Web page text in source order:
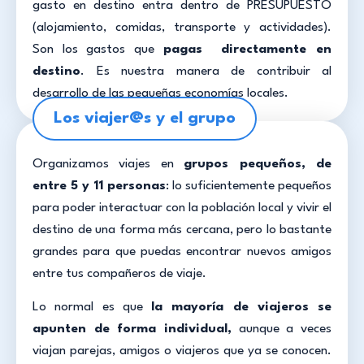
gasto en destino entra dentro de PRESUPUESTO
(alojamiento, comidas, transporte y actividades).
Son los gastos que pagas directamente en
destino. Es nuestra manera de contribuir al
desarrollo de las pequeñas economías locales.
Los viajer@s y el grupo
Organizamos viajes en grupos pequeños, de
entre 5 y 11 personas: lo suficientemente pequeños
para poder interactuar con la población local y vivir el
destino de una forma más cercana, pero lo bastante
grandes para que puedas encontrar nuevos amigos
entre tus compañeros de viaje.
Lo normal es que
la mayoría de viajeros se
apunten de forma individual, aunque a veces
viajan parejas, amigos o viajeros que ya se conocen.